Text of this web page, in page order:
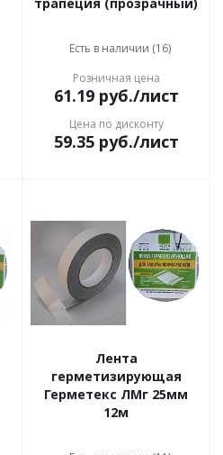
Есть в наличии (16)
Розничная цена
61.19руб./лист
Цена по дисконту
59.35руб./лист
Лента
герметизирующая
Герметекс ЛМг 25мм
12м